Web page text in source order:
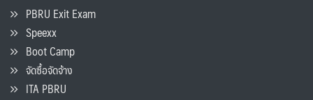
PBRU Exit Exam
Speexx
Boot Camp
จัดซื้อจัดจ้าง
ITA PBRU